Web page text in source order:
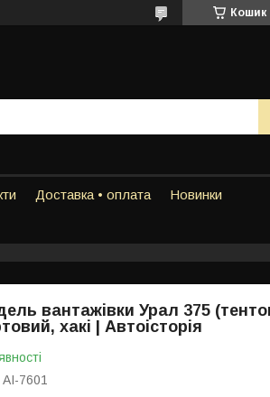
Кошик
Доставка • оплата Новинки
вантажівки Урал 375
хакі | Автоісторія
AI-7601